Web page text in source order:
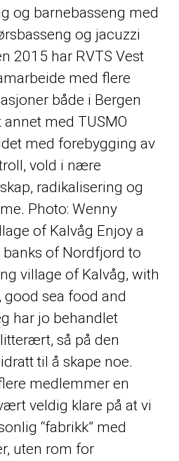
og barnebasseng med
og jacuzzi
2015 har RVTS Vest
med flere
både i Bergen
med TUSMO
med forebygging av
vold i nære
radikalisering og
Photo: Wenny
of Kalvåg Enjoy a
of Nordfjord to
village of Kalvåg, with
sea food and
har jo behandlet
så på den
til å skape noe.
medlemmer en
veldig klare på at vi
“fabrikk” med
uten rom for